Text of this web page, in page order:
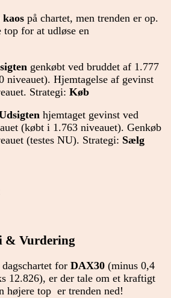
kaos på chartet, men trenden er op.
top for at udløse en
genkøbt ved bruddet af 1.777
niveauet). Hjemtagelse af gevinst
Strategi: Køb
hjemtaget gevinst ved
(købt i 1.763 niveauet). Genkøb
(testes NU). Strategi: Sælg
& Vurdering
dagschartet for DAX30 (minus 0,4
12.826), er der tale om et kraftigt
højere top er trenden ned!